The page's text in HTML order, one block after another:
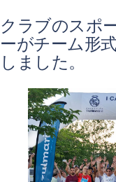
クラブのスポ
ーがチーム形
しました。